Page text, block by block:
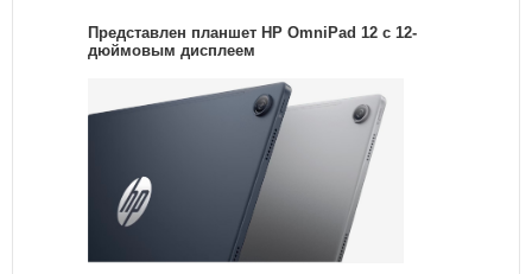
Представлен планшет HP OmniPad 12 с 12-
дюймовым дисплеем